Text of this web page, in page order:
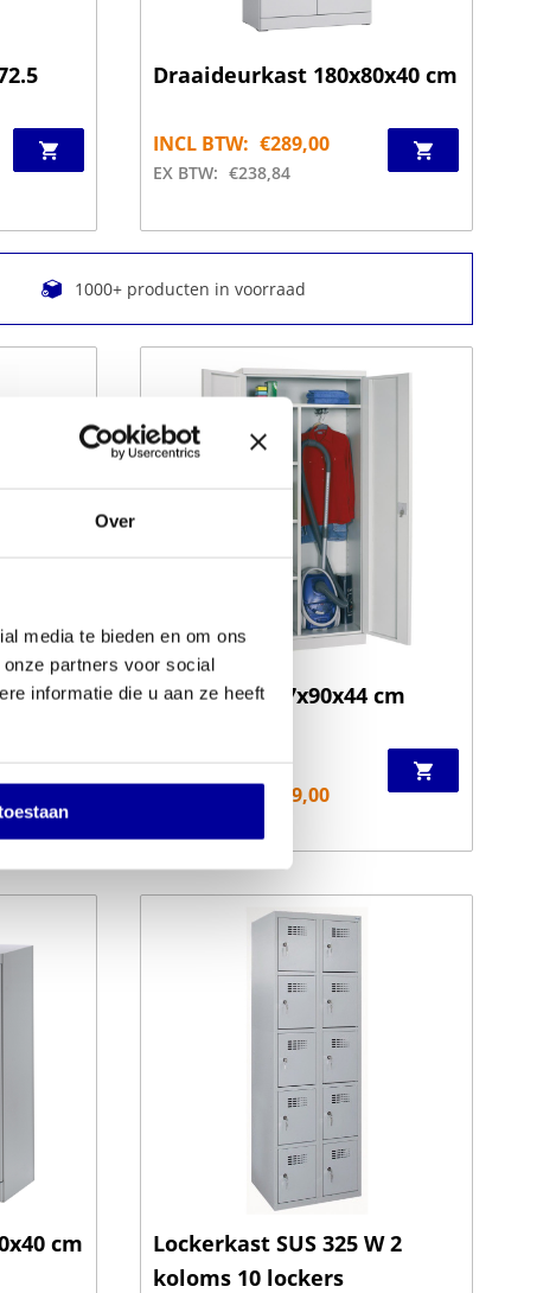
Over
media te bieden en om ons
partners voor social
informatie die u aan ze heeft
Draaideurkast 180x80x40 cm
INCL BTW: €289,00
EX BTW: €238,84
1000+ producten in voorraad
Werkkast 197x90x44 cm
€549,00
459,00
cm
Lockerkast SUS 325 W 2
koloms 10 lockers